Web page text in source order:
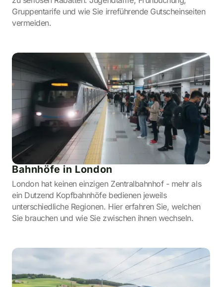
Gruppentarife und wie Sie irreführende Gutscheinseiten
vermeiden.
Bahnhöfe in London
London hat keinen einzigen Zentralbahnhof - mehr als
ein Dutzend Kopfbahnhöfe bedienen jeweils
unterschiedliche Regionen. Hier erfahren Sie, welchen
Sie brauchen und wie Sie zwischen ihnen wechseln.